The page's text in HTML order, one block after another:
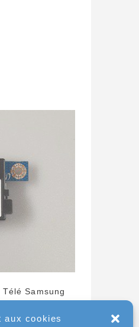
aux cookies
Samsung